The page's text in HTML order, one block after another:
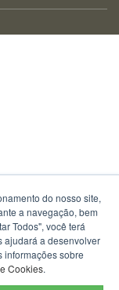
do nosso site,
a navegação, bem
Todos", você terá
ajudará a desenvolver
informações sobre
Cookies.